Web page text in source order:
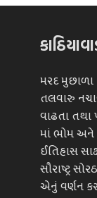
મરદ મુછાળા
તલવારુ
વાઢતા તથા
માં ભોમ અને
ઈતિહાસ
સૌરાષ્ટ્ર
એનું વર્ણન